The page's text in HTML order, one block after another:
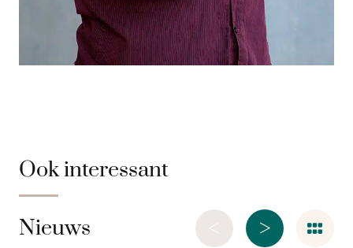
Ook interessant
Nieuws >
<